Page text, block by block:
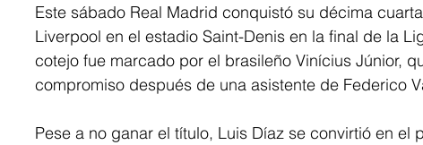
Este sábado Real Madrid conquistó su décima
Liverpool en el estadio Saint-Denis en la final de la
cotejo fue marcado por el brasileño Vinícius Júnior,
compromiso después de una asistente de Federico
Pese a no ganar el título, Luis Díaz se convirtió en el